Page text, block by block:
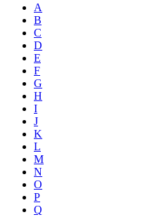
A
B
C
D
E
F
G
H
I
J
K
L
M
N
O
P
Q